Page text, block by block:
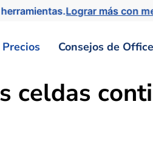
Lograr más con
Precios Consejos de
celdas